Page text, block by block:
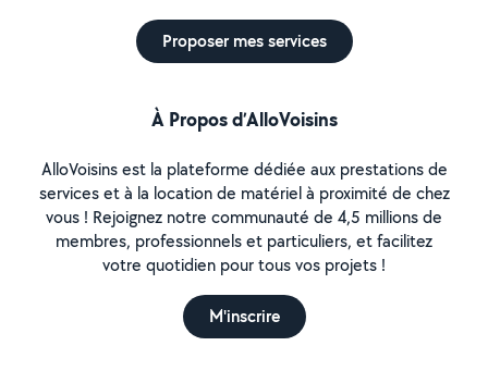
Proposer mes services
À Propos d’AlloVoisins
AlloVoisins est la plateforme dédiée aux prestations de
services et à la location de matériel à proximité de chez
vous ! Rejoignez notre communauté de 4,5 millions de
membres, professionnels et particuliers, et facilitez
votre quotidien pour tous vos projets !
M'inscrire